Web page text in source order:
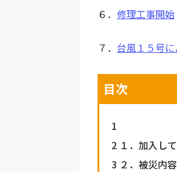
６． 修理工事開始
７． 台風１５号
目次
1
2 １．加入し
3 ２．被災内